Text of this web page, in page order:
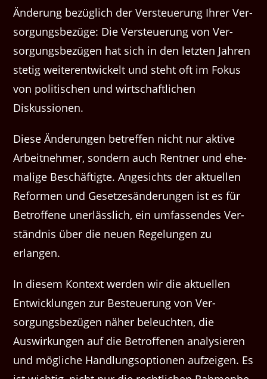
Änderung bezüglich der Ver­s­teuerung Ihrer Ver­
sorgungs­bezüge: Die Ver­s­teuerung von Ver­
sorgungs­bezü­gen hat sich in den let­zten Jahren
stetig weit­er­en­twick­elt und ste­ht oft im Fokus
von poli­tis­chen und wirtschaftlichen
Diskussionen.
Diese Änderun­gen betr­e­f­fen nicht nur aktive
Arbeit­nehmer, son­dern auch Rent­ner und ehe­
ma­lige Beschäftigte. Angesichts der aktuellen
Refor­men und Geset­zesän­derun­gen ist es für
Betrof­fene uner­lässlich, ein umfassendes Ver­
ständ­nis über die neuen Regelun­gen zu
erlangen.
In diesem Kon­text wer­den wir die aktuellen
Entwick­lun­gen zur Besteuerung von Ver­
sorgungs­bezü­gen näher beleucht­en, die
Auswirkun­gen auf die Betrof­fe­nen analysieren
und mögliche Hand­lung­sop­tio­nen aufzeigen. Es